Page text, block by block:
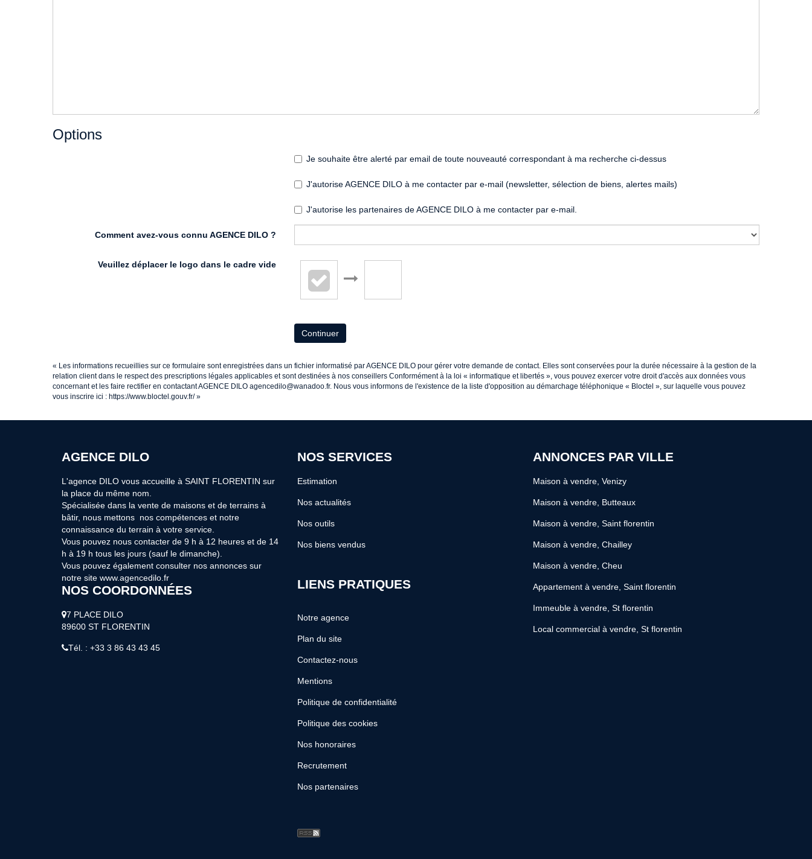
Options
Je souhaite être alerté par email de toute nouveauté correspondant à ma recherche ci-dessus
J'autorise AGENCE DILO à me contacter par e-mail (newsletter, sélection de biens, alertes mails)
J'autorise les partenaires de AGENCE DILO à me contacter par e-mail.
Comment avez-vous connu AGENCE DILO ?
Veuillez déplacer le logo dans le cadre vide
Continuer
« Les informations recueillies sur ce formulaire sont enregistrées dans un fichier informatisé par AGENCE DILO pour gérer votre demande de contact. Elles sont conservées pour la durée nécessaire à la gestion de la
relation client dans le respect des prescriptions légales applicables et sont destinées à nos conseillers Conformément à la loi « informatique et libertés », vous pouvez exercer votre droit d'accès aux données vous
concernant et les faire rectifier en contactant AGENCE DILO agencedilo@wanadoo.fr. Nous vous informons de l'existence de la liste d'opposition au démarchage téléphonique « Bloctel », sur laquelle vous pouvez
vous inscrire ici : https://www.bloctel.gouv.fr/»
AGENCE DILO
L'agence DILO vous accueille à SAINT FLORENTIN sur
la place du même nom.
Spécialisée dans la vente de maisons et de terrains à
bâtir, nous mettons nos compétences et notre
connaissance du terrain à votre service.
Vous pouvez nous contacter de 9 h à 12 heures et de 14
h à 19 h tous les jours (sauf le dimanche).
Vous pouvez également consulter nos annonces sur
notre site www.agencedilo.fr
NOS COORDONNÉES
7 PLACE DILO
89600 ST FLORENTIN
Tél. : +33 3 86 43 43 45
NOS SERVICES
Estimation
Nos actualités
Nos outils
Nos biens vendus
LIENS PRATIQUES
Notre agence
Plan du site
Contactez-nous
Mentions
Politique de confidentialité
Politique des cookies
Nos honoraires
Recrutement
Nos partenaires
ANNONCES PAR VILLE
Maison à vendre, Venizy
Maison à vendre, Butteaux
Maison à vendre, Saint florentin
Maison à vendre, Chailley
Maison à vendre, Cheu
Appartement à vendre, Saint florentin
Immeuble à vendre, St florentin
Local commercial à vendre, St florentin